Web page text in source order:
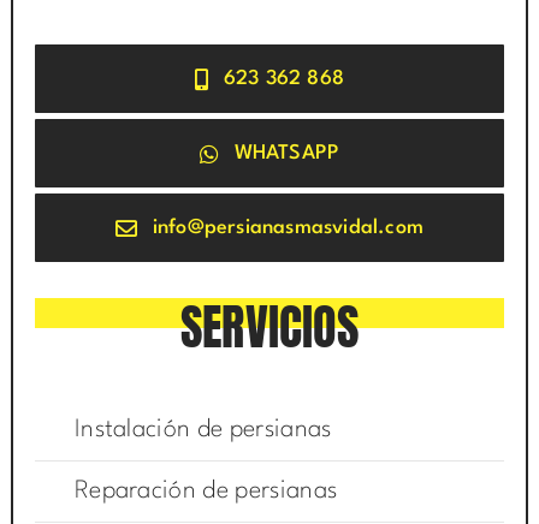
623 362 868
WHATSAPP
info@persianasmasvidal.com
SERVICIOS
Instalación de persianas
Reparación de persianas